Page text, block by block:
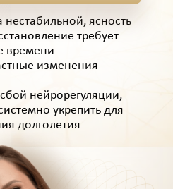
нестабильной, ясность
требует
времени —
изменения
нейрорегуляции,
укрепить для
долголетия